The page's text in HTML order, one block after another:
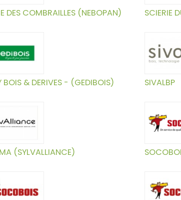
DES COMBRAILLES (NEBOPAN) SCIERIE
BOIS & DERIVES - (GEDIBOIS) SIVALBP
(SYLVALLIANCE)